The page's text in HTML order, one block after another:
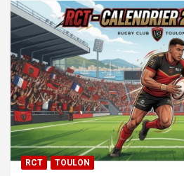
RCT TOULON